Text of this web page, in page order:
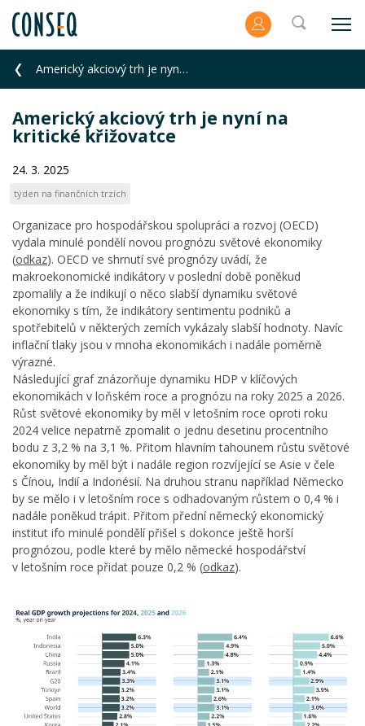
Americký akciový trh je nyní na kritické křižovatce
Americký akciový trh je nyní na
kritické křižovatce
24. 3. 2025
týden na finančních trzích
Organizace pro hospodářskou spolupráci a rozvoj (OECD)
vydala minulé pondělí novou prognózu světové ekonomiky
(odkaz). OECD ve shrnutí své prognózy uvádí, že
makroekonomické indikátory v poslední době poněkud
zpomalily a že indikují o něco slabší dynamiku světové
ekonomiky s tím, že indikátory sentimentu podniků a
spotřebitelů v některých zemích vykázaly slabší hodnoty. Navíc
inflační tlaky jsou v mnoha ekonomikách i nadále poměrně
výrazné.
Následující graf znázorňuje dynamiku HDP v klíčových
ekonomikách v loňském roce a prognózu na roky 2025 a 2026.
Růst světové ekonomiky by měl v letošním roce oproti roku
2024 velice nepatrně zpomalit o jednu desetinu procentního
bodu z 3,2 % na 3,1 %. Přitom hlavním tahounem růstu světové
ekonomiky by měl být i nadále region rozvíjející se Asie v čele
s Čínou, Indií a Indonésií. Na druhou stranu například Německo
by se mělo i v letošním roce s odhadovaným růstem o 0,4 % i
nadále poněkud trápit. Přitom přední německý ekonomický
institut ifo minulé pondělí přišel s dokonce ještě horší
prognózou, podle které by mělo německé hospodářství
v letošním roce přidat pouze 0,2 % (odkaz).